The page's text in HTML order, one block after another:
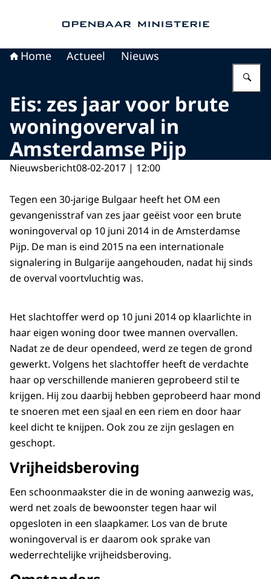
Home Actueel Nieuws
Eis: zes jaar voor brute
woningoverval in
Amsterdamse Pijp
Nieuwsbericht08-02-2017 | 12:00
Tegen een 30-jarige Bulgaar heeft het OM een
gevangenisstraf van zes jaar geëist voor een brute
woningoverval op 10 juni 2014 in de Amsterdamse
Pijp. De man is eind 2015 na een internationale
signalering in Bulgarije aangehouden, nadat hij sinds
de overval voortvluchtig was.
Het slachtoffer werd op 10 juni 2014 op klaarlichte in
haar eigen woning door twee mannen overvallen.
Nadat ze de deur opendeed, werd ze tegen de grond
gewerkt. Volgens het slachtoffer heeft de verdachte
haar op verschillende manieren geprobeerd stil te
krijgen. Hij zou daarbij hebben geprobeerd haar mond
te snoeren met een sjaal en een riem en door haar
keel dicht te knijpen. Ook zou ze zijn geslagen en
geschopt.
Vrijheidsberoving
Een schoonmaakster die in de woning aanwezig was,
werd net zoals de bewoonster tegen haar wil
opgesloten in een slaapkamer. Los van de brute
woningoverval is er daarom ook sprake van
wederrechtelijke vrijheidsberoving.